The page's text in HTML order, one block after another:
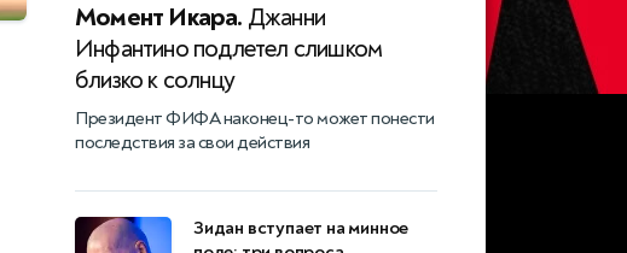
Момент Икара. Джанни
Инфантино подлетел слишком
близко к солнцу
Президент ФИФА наконец-то может понести
последствия за свои действия
Зидан вступает на минное